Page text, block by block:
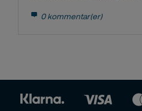
0 kommentar(er)